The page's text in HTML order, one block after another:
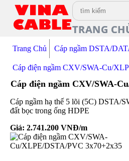
TRANG
Trang Chủ Cáp ngầm DSTA/
Cáp điện ngầm CXV/SWA-Cu/
Cáp điện ngầm CXV/SWA-
Cáp ngầm hạ thế 5 lõi (5C) DSTA/
đất bọc trong ống HDPE
Giá:2.741.200 VNĐ/m